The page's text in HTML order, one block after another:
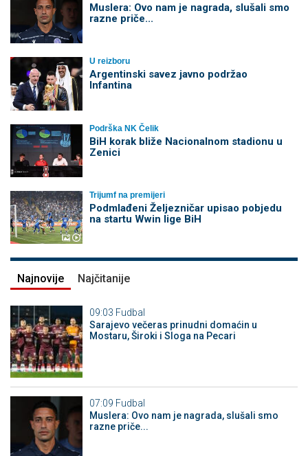
Muslera: Ovo nam je nagrada, slušali smo
razne priče...
U reizboru
Argentinski savez javno podržao
Infantina
Podrška NK Čelik
BiH korak bliže Nacionalnom stadionu u
Zenici
Trijumf na premijeri
Podmlađeni Željezničar upisao pobjedu
na startu Wwin lige BiH
Najnovije Najčitanije
09:03 Fudbal
Sarajevo večeras prinudni domaćin u
Mostaru, Široki i Sloga na Pecari
07:09 Fudbal
Muslera: Ovo nam je nagrada, slušali smo
razne priče...